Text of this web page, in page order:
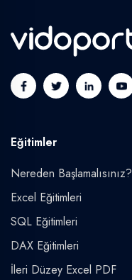
Eğitimler
Nereden Başlamalısınız?
Excel Eğitimleri
SQL Eğitimleri
DAX Eğitimleri
İleri Düzey Excel PDF